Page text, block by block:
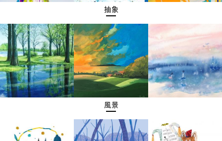
抽象
風景